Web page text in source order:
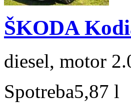
ŠKODA
diesel, motor
Spotreba5,87 l